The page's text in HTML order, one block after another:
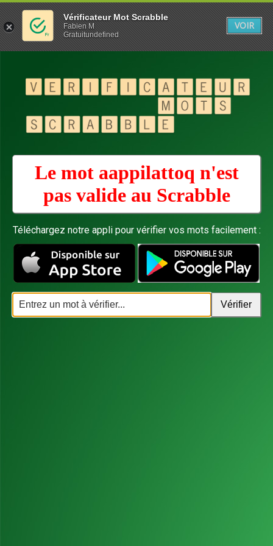
Le mot aappilattoq n'est
pas valide au Scrabble
Téléchargez notre appli pour vérifier vos mots facilement :
Vérificateur Mot Scrabble
Fabien M
Gratuitundefined
VOIR